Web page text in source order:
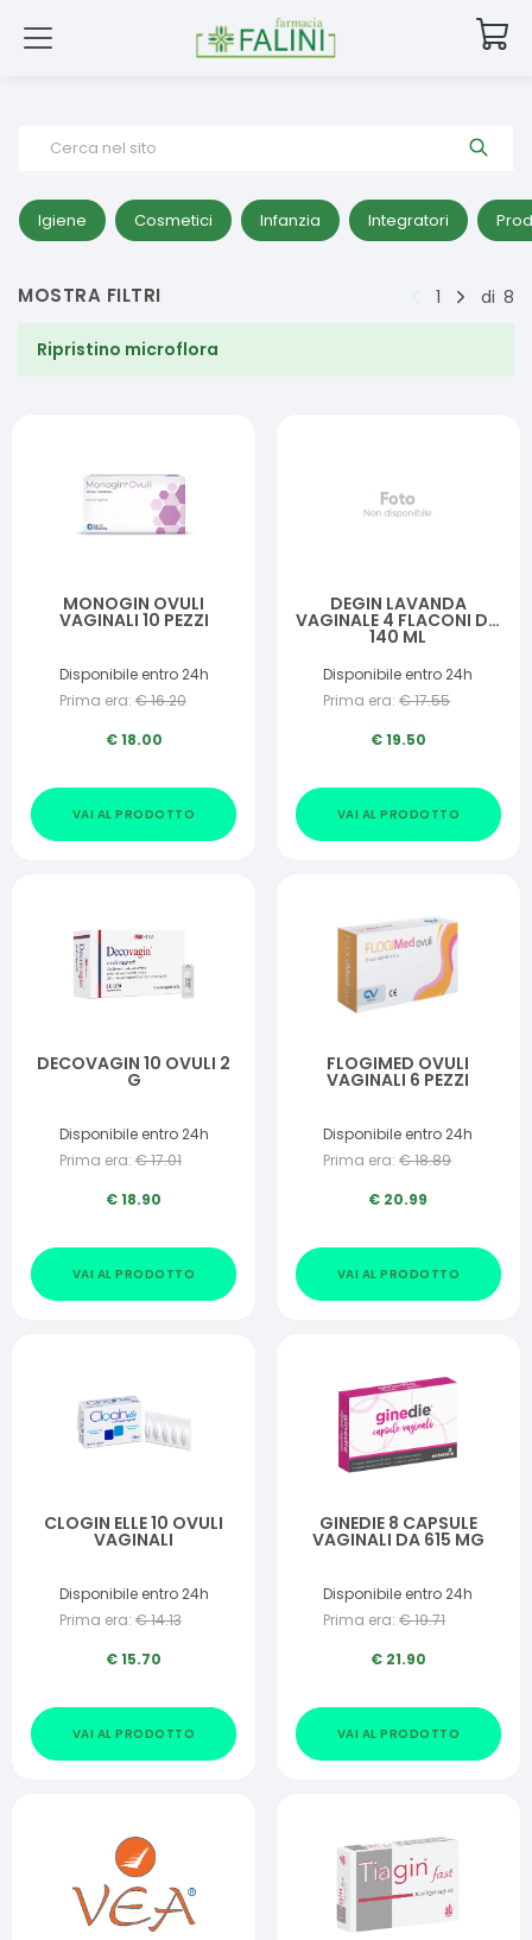
Cerca nel sito
Igiene Cosmetici Infanzia Integratori
MOSTRA FILTRI 1 di 8
Ripristino microflora
MONOGIN OVULI
VAGINALI 10 PEZZI
Disponibile entro 24h
Prima era: €16.20
€18.00
VAI AL PRODOTTO
DEGIN LAVANDA
VAGINALE 4 FLACONI DA
140 ML
Disponibile entro 24h
Prima era: €17.55
€19.50
VAI AL PRODOTTO
DECOVAGIN 10 OVULI 2
G
Disponibile entro 24h
Prima era: €17.01
€18.90
VAI AL PRODOTTO
FLOGIMED OVULI
VAGINALI 6 PEZZI
Disponibile entro 24h
Prima era: €18.89
€ 20.99
VAI AL PRODOTTO
CLOGIN ELLE 10 OVULI
VAGINALI
Disponibile entro 24h
Prima era: €14.13
€15.70
VAI AL PRODOTTO
GINEDIE 8 CAPSULE
VAGINALI DA 615 MG
Disponibile entro 24h
Prima era: €19.71
€ 21.90
VAI AL PRODOTTO